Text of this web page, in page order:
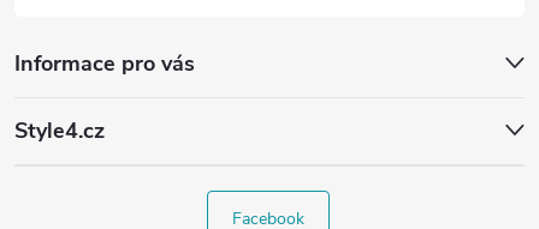
Informace pro vás
Style4.cz
Facebook